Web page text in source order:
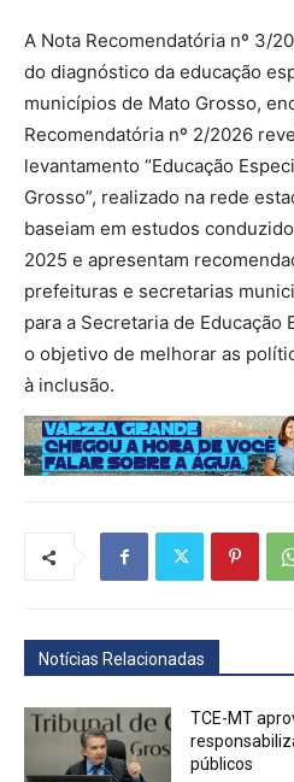
A Nota Recomendatória nº 3/
do diagnóstico da educação
municípios de Mato Grosso,
Recomendatória nº 2/2026
levantamento “Educação
Grosso”, realizado na rede
baseiam em estudos
2025 e apresentam
prefeituras e secretarias
para a Secretaria de Educação
o objetivo de melhorar as
à inclusão.
Notícias Relacionadas
TCE-MT
públicos